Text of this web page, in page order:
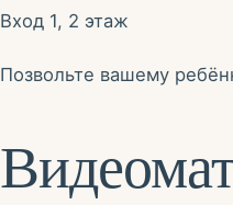
Вход 1, 2 этаж
Позвольте вашему